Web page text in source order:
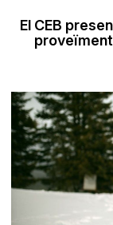
El CEB
proveïment